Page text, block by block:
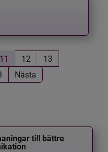
11 12
13
Nästa
till bättre